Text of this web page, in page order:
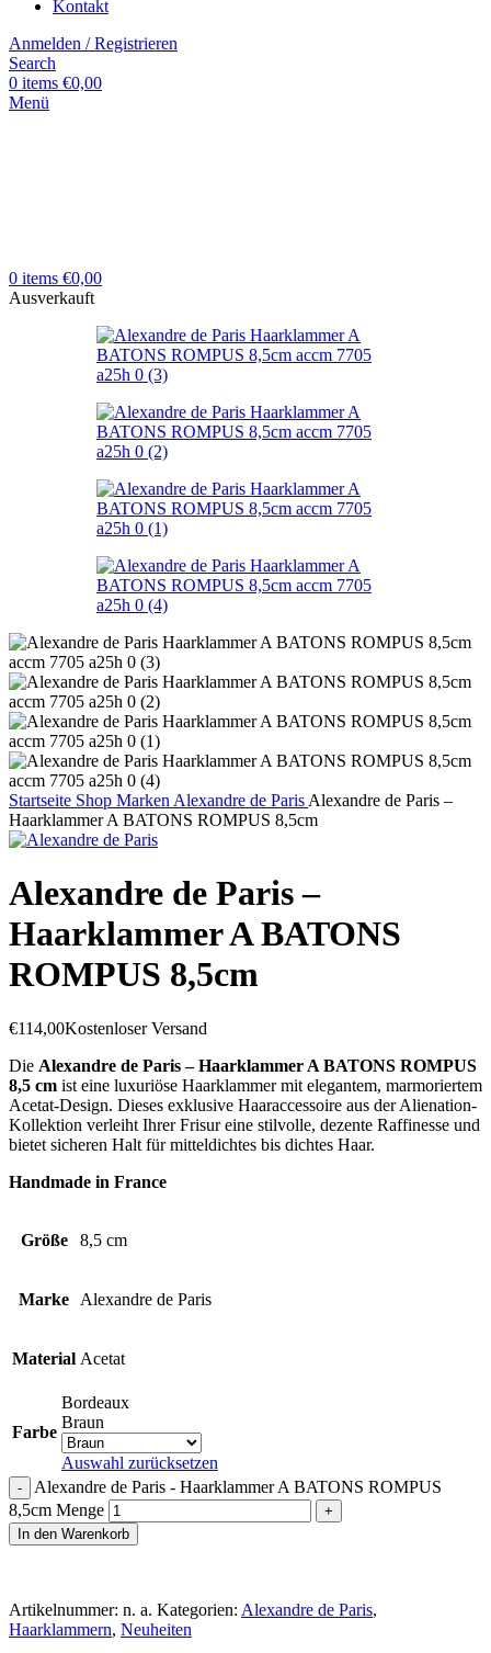
Kontakt
Anmelden / Registrieren
Search
0 items €0,00
Menü
0 items €0,00
Ausverkauft
Startseite Shop Marken Alexandre de Paris Alexandre de Paris –
Haarklammer A BATONS ROMPUS 8,5cm
Alexandre de Paris –
Haarklammer A BATONS
ROMPUS 8,5cm
€114,00Kostenloser Versand
Die Alexandre de Paris – Haarklammer A BATONS ROMPUS
8,5 cm ist eine luxuriöse Haarklammer mit elegantem, marmoriertem
Acetat-Design. Dieses exklusive Haaraccessoire aus der Alienation-
Kollektion verleiht Ihrer Frisur eine stilvolle, dezente Raffinesse und
bietet sicheren Halt für mitteldichtes bis dichtes Haar.
Handmade in France
Größe 8,5 cm
Marke Alexandre de Paris
Material Acetat
Farbe
Bordeaux
Braun
Auswahl zurücksetzen
Alexandre de Paris - Haarklammer A BATONS ROMPUS
8,5cm Menge
In den Warenkorb
Artikelnummer: n. a. Kategorien: Alexandre de Paris,
Haarklammern, Neuheiten